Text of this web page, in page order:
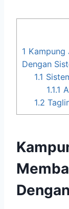
1 Kampung
Dengan
1.1
1.1.1
1.2